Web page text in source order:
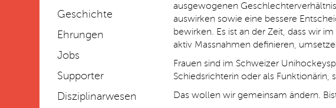
Geschichte
Ehrungen
Jobs
Supporter
Disziplinarwesen
ausgewogenen
auswirken sowie eine bessere
bewirken. Es ist an der Zeit, dass wir im
aktiv Massnahmen definieren,
Frauen sind im Schweizer
Schiedsrichterin oder als Funktionärin
Das wollen wir gemeinsam ändern.